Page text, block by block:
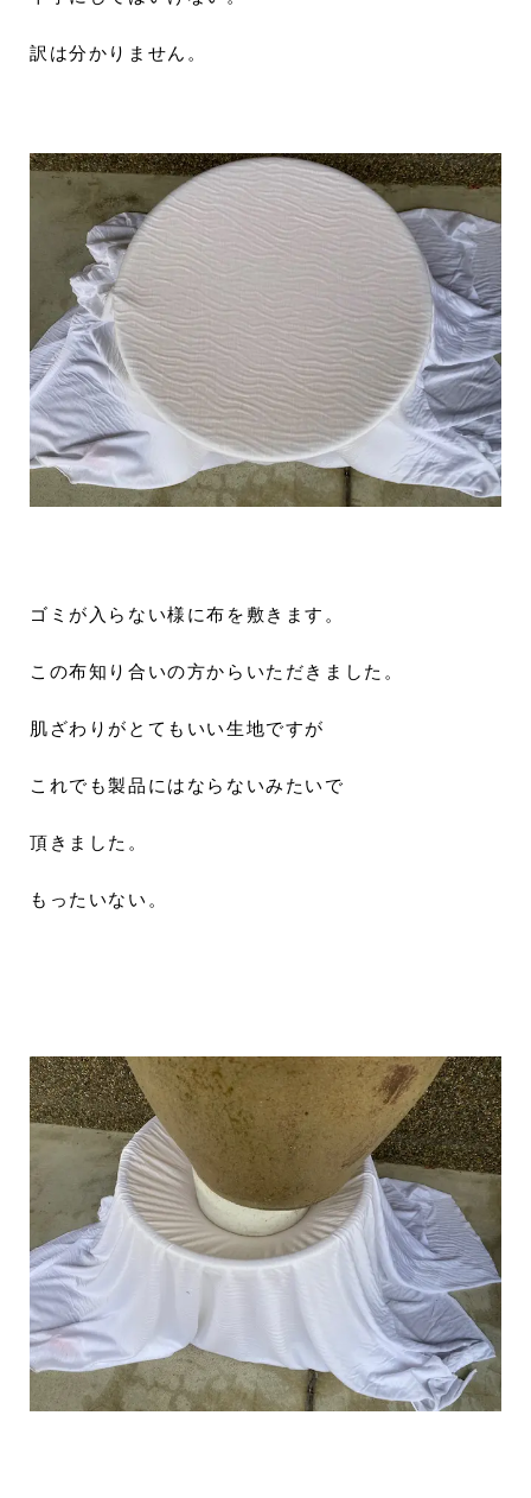
訳は分かりません。
ゴミが入らない様に布を敷きます。
この布知り合いの方からいただきました。
肌ざわりがとてもいい生地ですが
これでも製品にはならないみたいで
頂きました。
もったいない。